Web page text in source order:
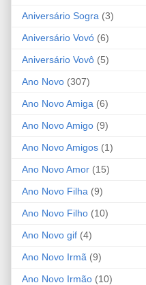
Aniversário Sogra (3)
Aniversário Vovó (6)
Aniversário Vovô (5)
Ano Novo (307)
Ano Novo Amiga (6)
Ano Novo Amigo (9)
Ano Novo Amigos (1)
Ano Novo Amor (15)
Ano Novo Filha (9)
Ano Novo Filho (10)
Ano Novo gif (4)
Ano Novo Irmã (9)
Ano Novo Irmão (10)